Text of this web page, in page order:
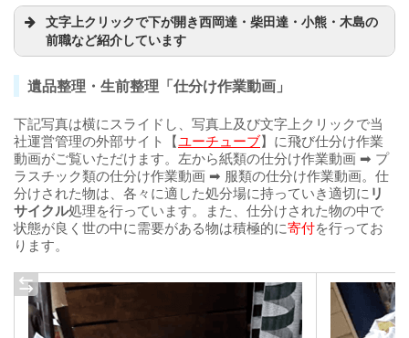
文字上クリックで下が開き西岡達・柴田達・小熊・木島の
前職など紹介しています
遺品整理・生前整理「仕分け作業動画」
下記写真は横にスライドし、写真上及び文字上クリックで当
社運営管理の外部サイト【ユーチューブ】に飛び仕分け作業
動画がご覧いただけます。左から紙類の仕分け作業動画 ➡ プ
ラスチック類の仕分け作業動画 ➡ 服類の仕分け作業動画。仕
分けされた物は、各々に適した処分場に持っていき適切に リ
サイクル処理を行っています。また、仕分けされた物の中で
状態が良く世の中に需要がある物は積極的に寄付を行ってお
ります。